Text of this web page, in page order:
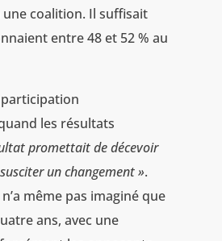
une coalition. Il suffisait
entre 48 et 52 % au
les résultats
promettait de décevoir
un changement ».
même pas imaginé que
ans, avec une